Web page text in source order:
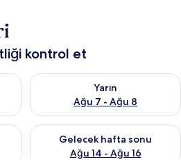
kontrol et
et Ağu 6 - Ağu 7
Yarın
Ağu 7 - Ağu 8
Yarın için müsaitliği kontrol
kontrol et Ağu 7 - Ağu 9
Gelecek hafta sonu
Ağu 14 - Ağu 16
Önümüzdeki hafta sonu için